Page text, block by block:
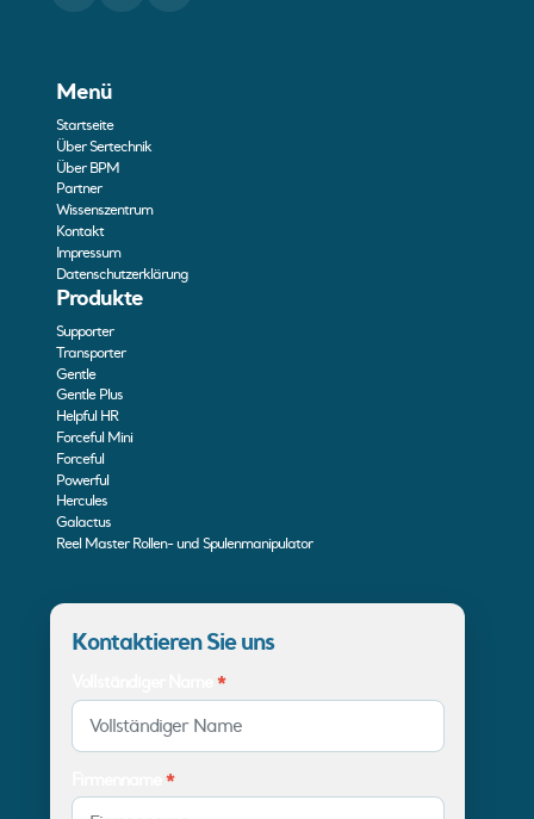
Menü
Startseite
Über Sertechnik
Über BPM
Partner
Wissenszentrum
Kontakt
Impressum
Datenschutzerklärung
Produkte
Supporter
Transporter
Gentle
Gentle Plus
Helpful HR
Forceful Mini
Forceful
Powerful
Hercules
Galactus
Reel Master Rollen- und Spulenmanipulator
Kontaktieren Sie uns
*
*